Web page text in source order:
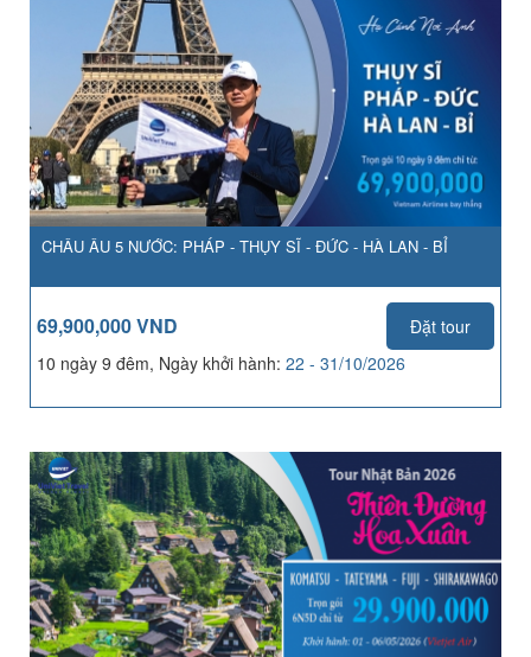
CHÂU ÂU 5 NƯỚC: PHÁP - THỤY SĨ - ĐỨC - HÀ LAN - BỈ
69,900,000 VND
Đặt tour
10 ngày 9 đêm, Ngày khởi hành: 22 - 31/10/2026